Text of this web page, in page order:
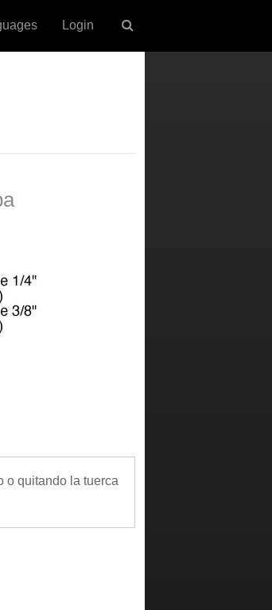
Login
o quitando la tuerca